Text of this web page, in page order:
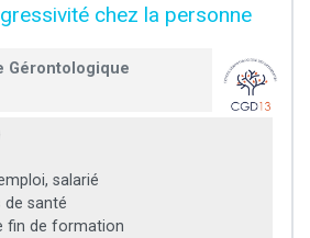
chez la personne
Gérontologique
salarié
santé
fin de formation